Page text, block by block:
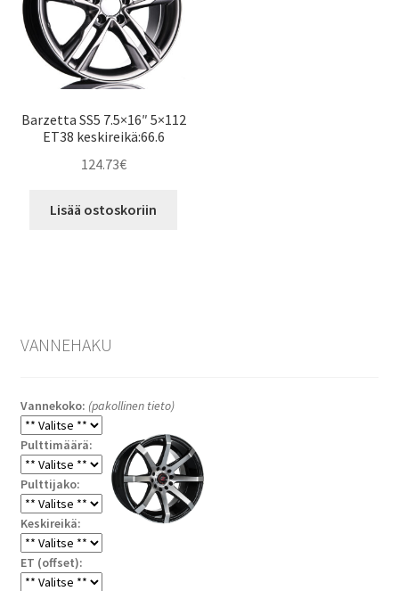
Barzetta SS5 7.5×16″ 5×112
ET38 keskireikä:66.6
124.73€
Lisää ostoskoriin
VANNEHAKU
Vannekoko: (pakollinen tieto)
Pulttimäärä:
Pulttijako:
Keskireikä:
ET (offset):